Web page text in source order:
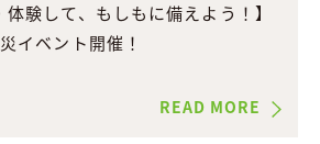
体験して、もしもに備えよう！】
イベント開催！
READ MORE